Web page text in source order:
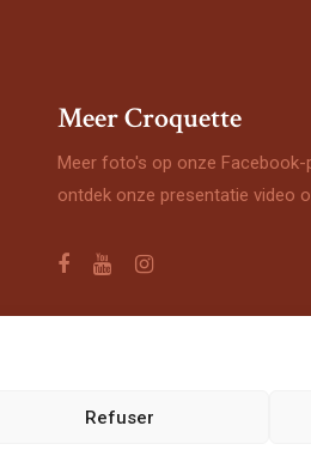
Refuser
Meer Croquette
Meer foto's op onze Facebook-
ontdek onze presentatie video